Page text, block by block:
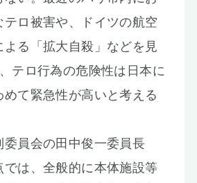
テロ被害や、ドイツの航空
よる「拡大自殺」などを見
テロ行為の危険性は日本に
めて緊急性が高いと考える
員会の田中俊一委員長
では、全般的に本体施設等